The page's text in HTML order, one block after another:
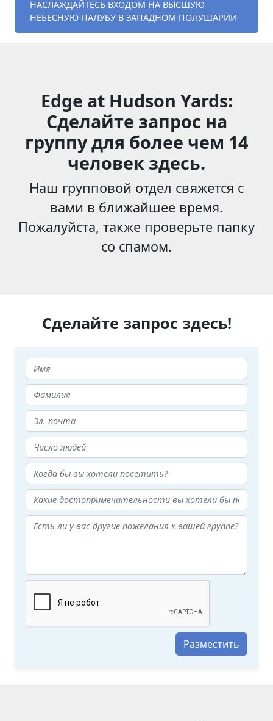
НАСЛАЖДАЙТЕСЬ ВХОДОМ НА ВЫСШУЮ
НЕБЕСНУЮ ПАЛУБУ В ЗАПАДНОМ ПОЛУШАРИИ
Edge at Hudson Yards:
Сделайте запрос на
группу для более чем 14
человек здесь.
Наш групповой отдел свяжется с
вами в ближайшее время.
Пожалуйста, также проверьте папку
со спамом.
Сделайте запрос здесь!
Разместить